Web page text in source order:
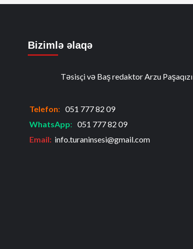
Bizimlə əlaqə
Təsisçi və Baş redaktor Arzu Paşaqızı
Telefon: 051 777 82 09
WhatsApp: 051 777 82 09
Email: info.turaninsesi@gmail.com